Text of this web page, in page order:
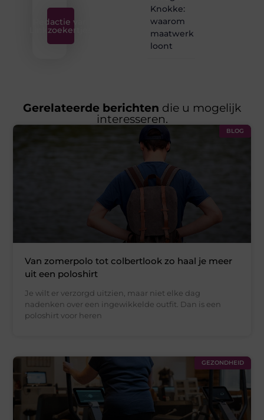
Redactie van
Linkzoekertjes
Knokke:
waarom
maatwerk
loont
Gerelateerde berichten die u mogelijk
interesseren.
BLOG
Van zomerpolo tot colbertlook zo haal je meer
uit een poloshirt
Je wilt er verzorgd uitzien, maar niet elke dag
nadenken over een ingewikkelde outfit. Dan is een
poloshirt voor heren
GEZONDHEID